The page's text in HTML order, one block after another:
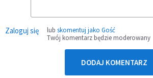
Zaloguj się lub skomentuj jako Gość
Twój komentarz będzie moderowany
DODAJ KOMENTARZ